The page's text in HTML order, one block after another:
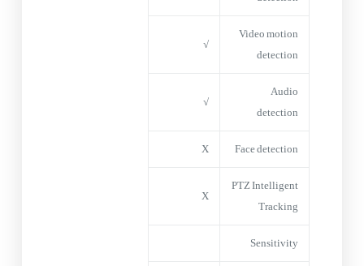
Video motion
detection
√
Audio
detection
√
Face detection
X
PTZ Intelligent
Tracking
X
Sensitivity